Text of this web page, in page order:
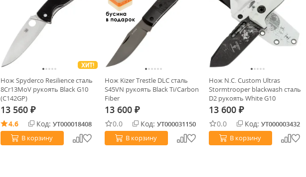
ХИТ!
Нож Spyderco Resilience сталь
8Cr13MoV рукоять Black G10
(C142GP)
13 560 ₽
4.6 Код: УТ000018408
В корзину
Нож Kizer Trestle DLC сталь
S45VN рукоять Black Ti/Carbon
Fiber
13 600 ₽
0.0 Код: УТ000031150
В корзину
Нож N.C. Custom Ultras
Stormtrooper blackwash сталь
D2 рукоять White G10
13 600 ₽
0.0 Код: УТ000003432
В корзину